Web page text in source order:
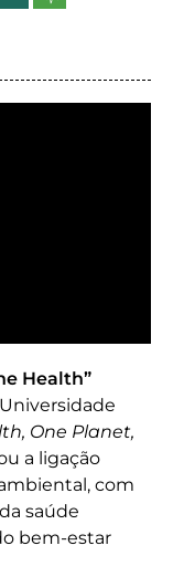
Health”
One Planet,
a ligação
com
saúde
bem-estar